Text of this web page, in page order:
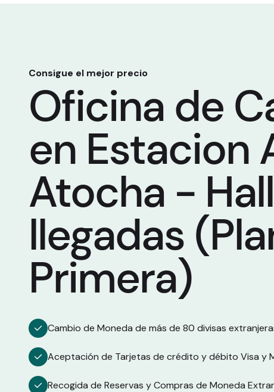
Consigue el mejor precio
Oficina de
en Estacion
Atocha -
llegadas
Primera)
Cambio de Moneda de más de 80 divisas
Aceptación de Tarjetas de crédito y débito Visa y
Recogida de Reservas y Compras de Moneda